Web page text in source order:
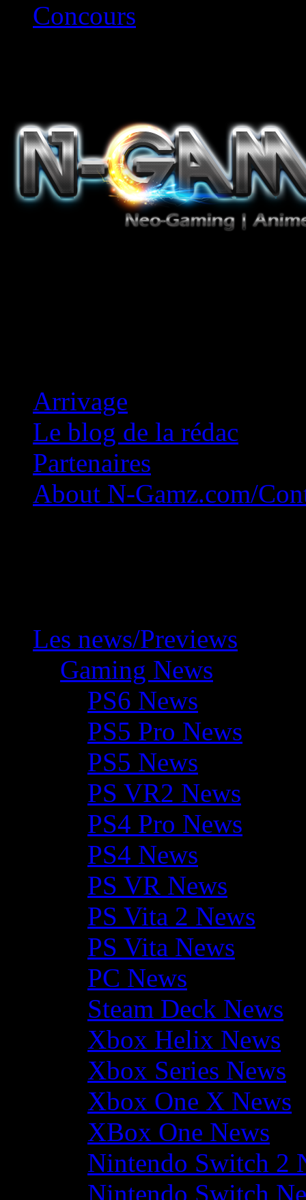
Concours
Arrivage
Le blog de la rédac
Partenaires
About N-Gamz.com/
Les news/Previews
Gaming News
PS6 News
PS5 Pro News
PS5 News
PS VR2 News
PS4 Pro News
PS4 News
PS VR News
PS Vita 2 News
PS Vita News
PC News
Steam Deck News
Xbox Helix News
Xbox Series News
Xbox One X News
XBox One News
Nintendo Switch 2
Nintendo Switch